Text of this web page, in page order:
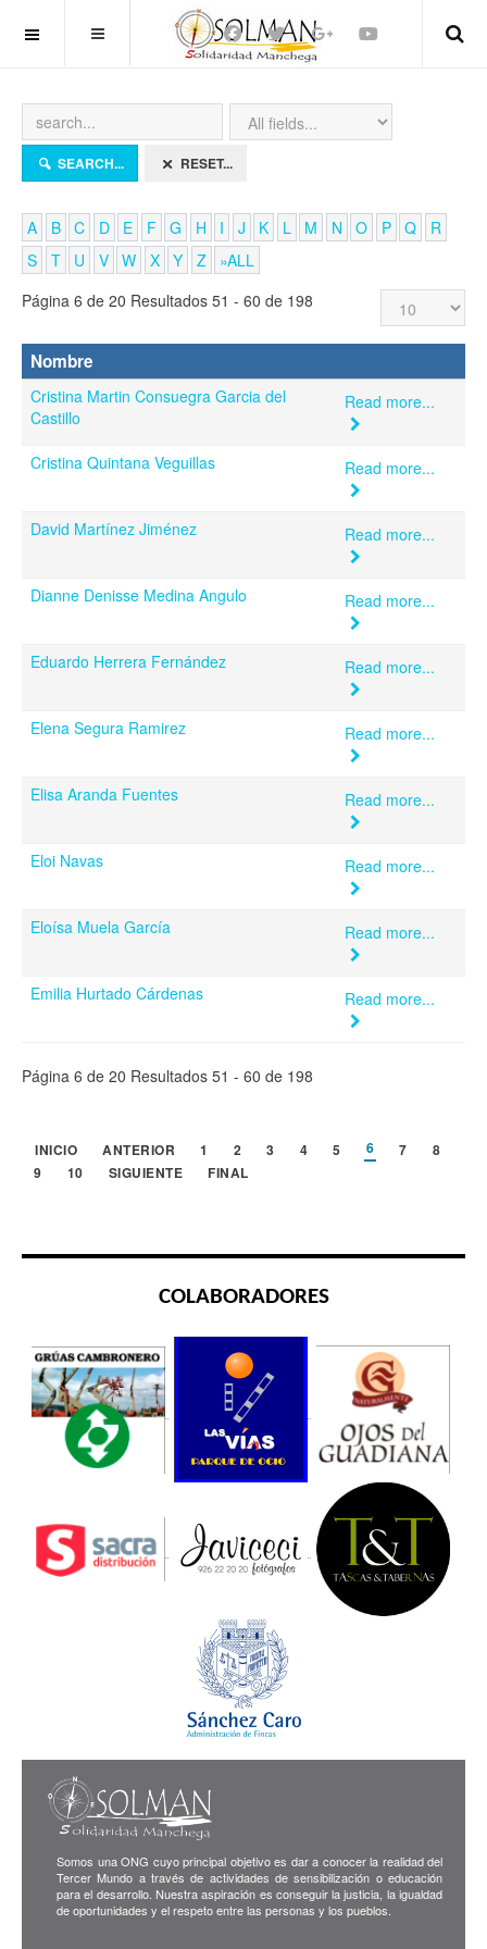
OFF CANVAS
SEARCH... RESET...
A B C D E F G H I J K L M N O P Q
R
S
T U V W X Y Z
»ALL
Página 6 de 20 Resultados 51 - 60 de 198
Nombre
Cristina Martin Consuegra Garcia del
Castillo
Read more...
Cristina Quintana Veguillas Read more...
David Martínez Jiménez Read more...
Dianne Denisse Medina Angulo Read more...
Eduardo Herrera Fernández Read more...
Elena Segura Ramirez Read more...
Elisa Aranda Fuentes Read more...
Eloi Navas Read more...
Eloísa Muela García Read more...
Emilia Hurtado Cárdenas Read more...
Página 6 de 20 Resultados 51 - 60 de 198
INICIO ANTERIOR 1 2 3 4 5 6 7
8
9
10 SIGUIENTE FINAL
COLABORADORES
Somos una ONG cuyo principal objetivo es dar a conocer la realidad del
Tercer Mundo a través de actividades de sensibilización o educación
para el desarrollo. Nuestra aspiración es conseguir la justicia, la igualdad
de oportunidades y el respeto entre las personas y los pueblos.